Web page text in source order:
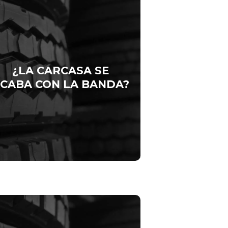
¿LA CARCASA SE
CON LA BANDA?
La vida útil de la carcasa no finaliza
concluyen los kilómetros de la
banda de su primera vida, todavía le
quedan muchos más. Solo hay que
asegurarse de utilizar el servicio de
reencauche de
Renoboy
.
Contamos con certificaciones de calidad